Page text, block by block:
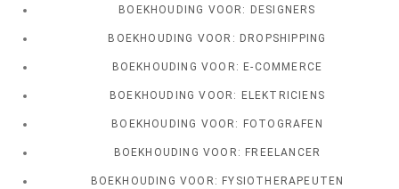
BOEKHOUDING VOOR: DESIGNERS
BOEKHOUDING VOOR: DROPSHIPPING
BOEKHOUDING VOOR: E-COMMERCE
BOEKHOUDING VOOR: ELEKTRICIENS
BOEKHOUDING VOOR: FOTOGRAFEN
BOEKHOUDING VOOR: FREELANCER
BOEKHOUDING VOOR: FYSIOTHERAPEUTEN